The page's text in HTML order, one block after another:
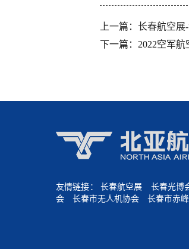
上一篇： 长春航空展
下一篇： 2022空军
友情链接： 长春航空展 长春光博
会
长春市无人机协会 长春市赤